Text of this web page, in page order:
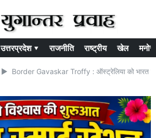
उत्तरप्रदेश ▾ राजनीति राष्ट्रीय खेल
Border Gavaskar Troffy : ऑस्ट्रेलिया को भारत